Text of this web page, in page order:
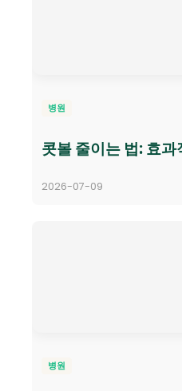
병원
콧볼 줄이는 법: 효
2026-07-09
병원